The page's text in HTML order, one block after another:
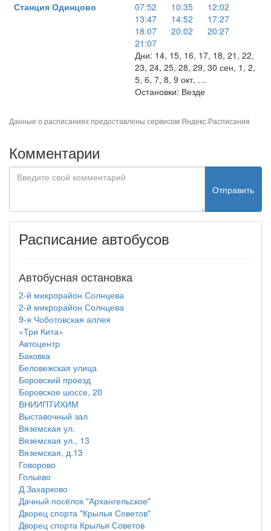
Станция Одинцово
07:52 10:35
12:02
13:47
14:52
17:27
18:07
20:02
20:27
21:07
Дни: 14, 15, 16, 17, 18, 21, 22,
23, 24, 25, 28, 29, 30 сен, 1, 2,
5, 6, 7, 8, 9 окт, …
Остановки: Везде
Данные о расписаниях предоставлены сервисом Яндекс.Расписания
Комментарии
Отправить
Расписание автобусов
Автобусная остановка
2-й микрорайон Солнцева
2-й микрорайон Солнцева
9-я Чоботовская аллея
«Три Кита»
Автоцентр
Баковка
Беловежская улица
Боровский проезд
Боровское шоссе, 20
ВНИИПТИХИМ
Выставочный зал
Вяземская ул.
Вяземская ул., 13
Вяземская, д.13
Говорово
Гольево
Д.Захарково
Дачный посёлок "Архангельское"
Дворец спорта "Крылья Советов"
Дворец спорта Крылья Советов